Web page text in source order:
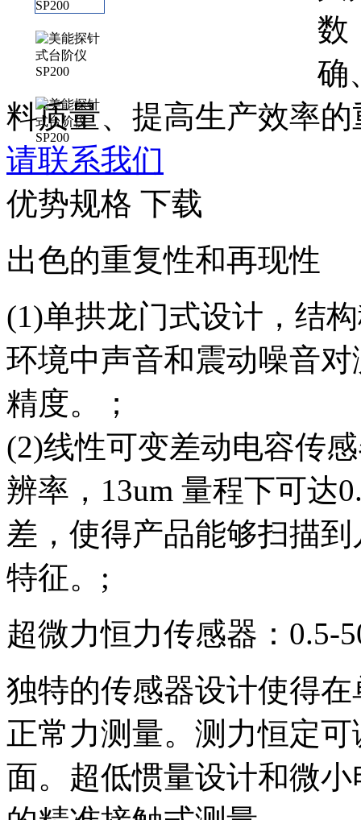
数
确
料质量、提高生产效率
请联系我们
优势规格 下载
出色的重复性和再现性
(1)单拱龙门式设计，结
环境中声音和震动噪音
精度。；
(2)线性可变差动电容传
辨率，13um 量程下可达
差，使得产品能够扫描
特征。;
超微力恒力传感器：0.5-
独特的传感器设计使得
正常力测量。测力恒定
面。超低惯量设计和微